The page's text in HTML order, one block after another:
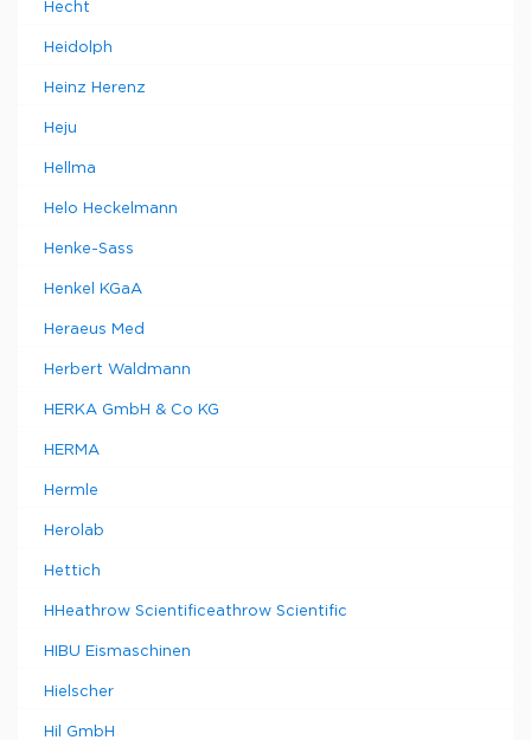
Hecht
Heidolph
Heinz Herenz
Heju
Hellma
Helo Heckelmann
Henke-Sass
Henkel KGaA
Heraeus Med
Herbert Waldmann
HERKA GmbH & Co KG
HERMA
Hermle
Herolab
Hettich
HHeathrow Scientificeathrow Scientific
HIBU Eismaschinen
Hielscher
Hil GmbH